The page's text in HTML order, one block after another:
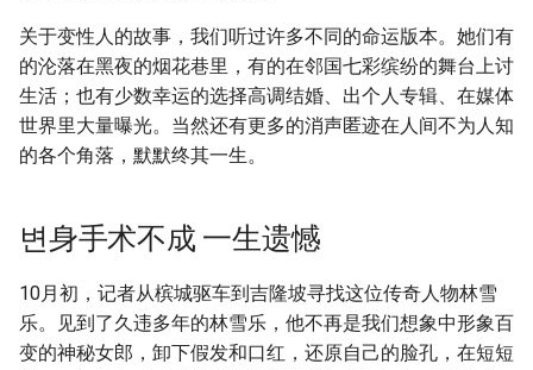
关于变性人的故事，我们听过许多不同的命运版本。她们有
的沦落在黑夜的烟花巷里，有的在邻国七彩缤纷的舞台上讨
生活；也有少数幸运的选择高调结婚、出个人专辑、在媒体
世界里大量曝光。当然还有更多的消声匿迹在人间不为人知
的各个角落，默默终其一生。
변身手术不成 一生遗憾
10月初，记者从槟城驱车到吉隆坡寻找这位传奇人物林雪
乐。见到了久违多年的林雪乐，他不再是我们想象中形象百
变的神秘女郎，卸下假发和口红，还原自己的脸孔，在短短